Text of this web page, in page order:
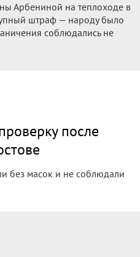
Арбениной на теплоходе в
штраф — народу было
соблюдались не
после
без масок и не соблюдали